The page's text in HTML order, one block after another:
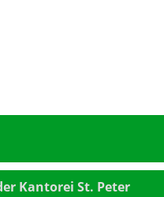
Kantorei St. Peter